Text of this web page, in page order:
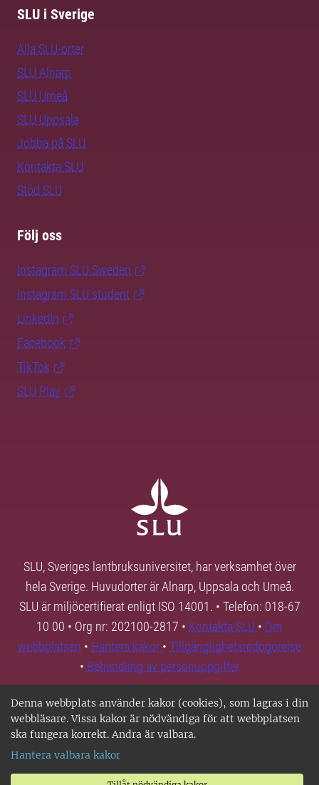
Denna webbplats använder kakor (cookies), som lagras i din
webbläsare. Vissa kakor är nödvändiga för att webbplatsen
ska fungera korrekt. Andra är valbara.
Hantera valbara kakor
SLU i Sverige
Alla SLU-orter
SLU Alnarp
SLU Umeå
SLU Uppsala
Jobba på SLU
Kontakta SLU
Stöd SLU
Följ oss
Instagram SLU.Sweden
Instagram SLU.student
LinkedIn
Facebook
TikTok
SLU Play
SLU, Sveriges lantbruksuniversitet, har verksamhet över
hela Sverige. Huvudorter är Alnarp, Uppsala och Umeå.
SLU är miljöcertifierat enligt ISO 14001. • Telefon: 018-67
10 00 • Org nr: 202100-2817 • Kontakta SLU • Om
webbplatsen • Hantera kakor • Tillgänglighetsredogörelse
• Behandling av personuppgifter